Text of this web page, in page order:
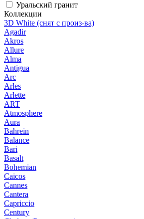
Уральский гранит
Коллекции
3D White (снят с произ-ва)
Agadir
Akros
Allure
Alma
Antigua
Arc
Arles
Arlette
ART
Atmosphere
Aura
Bahrein
Balance
Bari
Basalt
Bohemian
Caicos
Cannes
Cantera
Capriccio
Century